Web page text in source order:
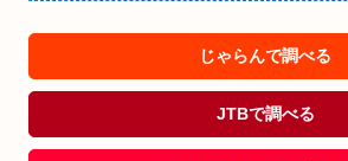
じゃらんで調べる
JTBで調べる